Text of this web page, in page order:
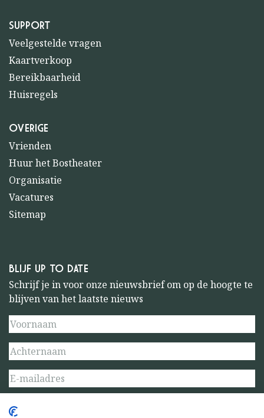
SUPPORT
Veelgestelde vragen
Kaartverkoop
Bereikbaarheid
Huisregels
OVERIGE
Vrienden
Huur het Bostheater
Organisatie
Vacatures
Sitemap
BLIJF UP TO DATE
Schrijf je in voor onze nieuwsbrief om op de hoogte te
blijven van het laatste nieuws